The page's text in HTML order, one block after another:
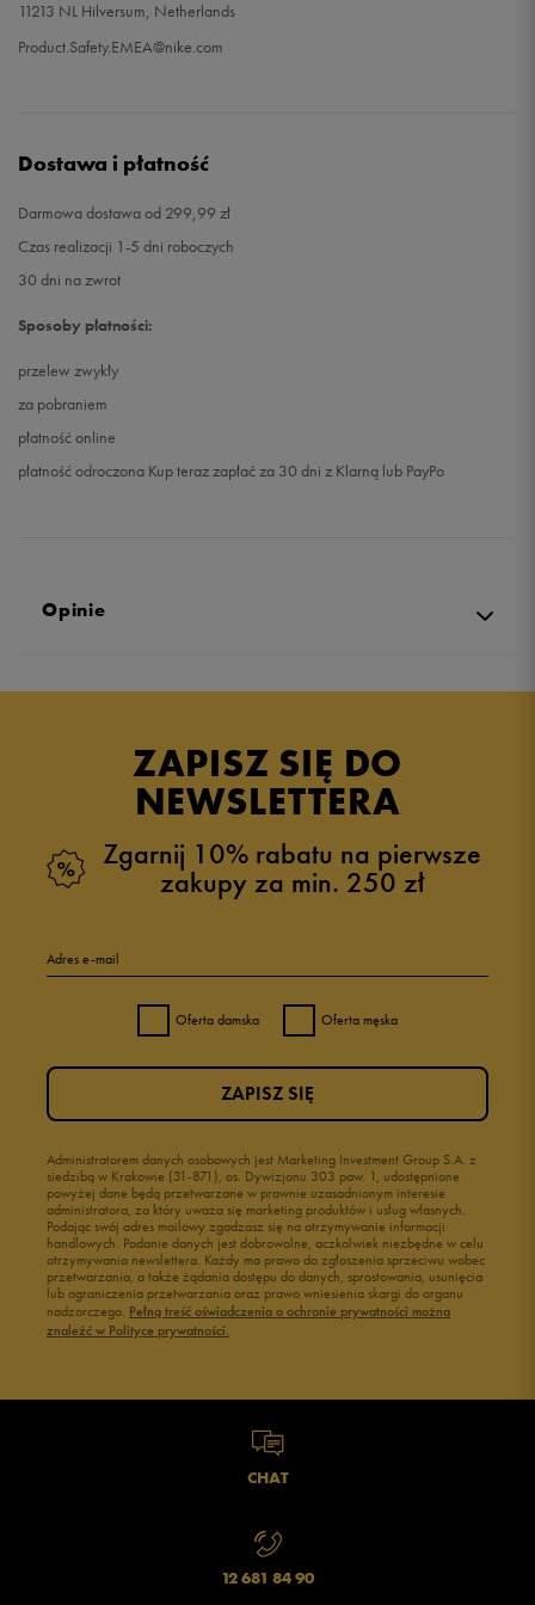
11213 NL Hilversum, Netherlands
Product.Safety.EMEA@nike.com
Dostawa i płatność
Darmowa dostawa od 299,99 zł
Czas realizacji 1-5 dni roboczych
30 dni na zwrot
Sposoby płatności:
przelew zwykły
za pobraniem
płatność online
płatność odroczona Kup teraz zapłać za 30 dni z Klarną lub PayPo
Opinie
ZAPISZ SIĘ DO
NEWSLETTERA
Zgarnij 10% rabatu na pierwsze
zakupy za min. 250 zł
Adres e-mail
Oferta damska Oferta męska
Administratorem danych osobowych jest Marketing Investment Group S.A. z
siedzibą w Krakowie (31-871), os. Dywizjonu 303 paw. 1, udostępnione
powyżej dane będą przetwarzane w prawnie uzasadnionym interesie
administratora, za który uważa się marketing produktów i usług własnych.
Podając swój adres mailowy zgadzasz się na otrzymywanie informacji
handlowych. Podanie danych jest dobrowolne, aczkolwiek niezbędne w celu
otrzymywania newslettera. Każdy ma prawo do zgłoszenia sprzeciwu wobec
przetwarzania, a także żądania dostępu do danych, sprostowania, usunięcia
lub ograniczenia przetwarzania oraz prawo wniesienia skargi do organu
nadzorczego. Pełną treść oświadczenia o ochronie prywatności można
znaleźć w Polityce prywatności.
ZAPISZ SIĘ
CHAT
12 681 84 90